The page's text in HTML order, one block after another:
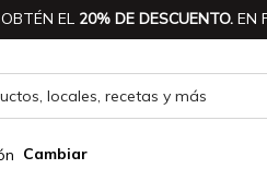
OBTÉN EL 20% DE DESCUENTO. EN
Cambiar